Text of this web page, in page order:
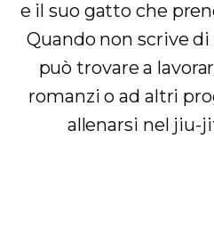
e il suo gatto che
Quando non scrive
può trovare a
romanzi o ad altri
allenarsi nel jiu-